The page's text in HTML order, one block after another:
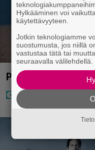
Poliisi teki surullisen
Hylkääminen voi
käytettävyyteen.
Jotkin teknologiamme
suostumusta, jos niillä
vastustaa tätä tai
seuraavalla välilehdellä.